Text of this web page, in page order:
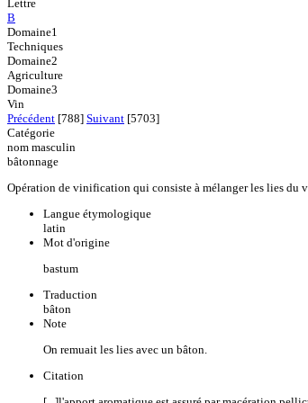
Lettre
B
Domaine1
Techniques
Domaine2
Agriculture
Domaine3
Vin
Précédent [788] Suivant [5703]
Catégorie
nom masculin
bâtonnage
Opération de vinification qui consiste à mélanger les lies du
Langue étymologique
latin
Mot d'origine
bastum
Traduction
bâton
Note
On remuait les lies avec un bâton.
Citation